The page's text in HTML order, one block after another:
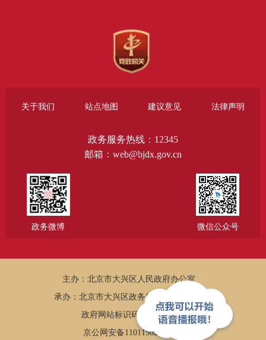
关于我们 站点地图 建议意见 法律声明
政务服务热线：12345
邮箱：web@bjdx.gov.cn
政务微博 微信公众号
主办：北京市大兴区人民政府办公室
承办：北京市大兴区政务服务和数据管理局
政府网站标识码：1101150005
京公网安备11011502002502